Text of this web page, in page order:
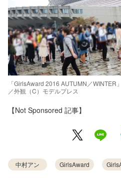
「GirlsAward 2016 AUTUMN／WINTER
／外観（C）モデルプレス
【Not Sponsored 記事】
中村アン GirlsAward